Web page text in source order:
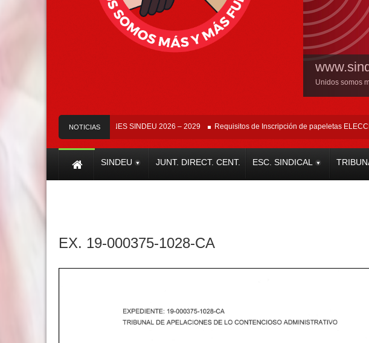
Unidos somos
NOTICIAS
Infórmate: ELECCIONES SINDEU 2026 – 2029 Requisitos de Inscripción de papeletas ELECCIONES
SINDEU JUNT. DIRECT. CENT. ESC. SINDICAL
EX. 19-000375-1028-CA